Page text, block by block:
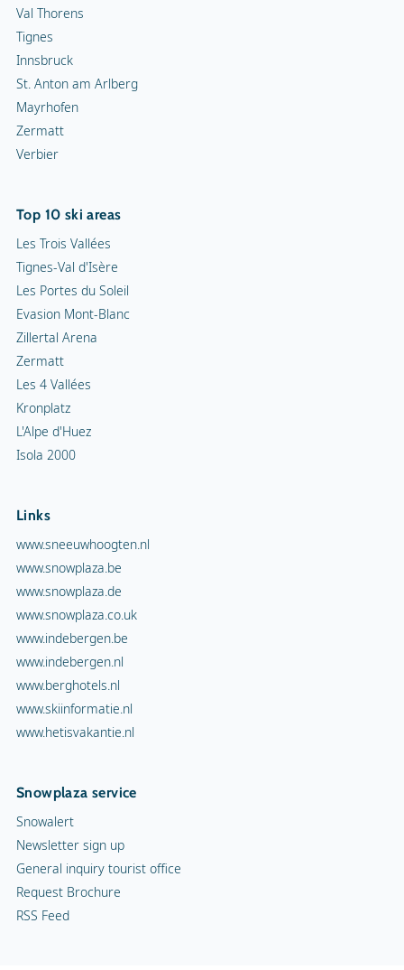
Val Thorens
Tignes
Innsbruck
St. Anton am Arlberg
Mayrhofen
Zermatt
Verbier
Top 10 ski areas
Les Trois Vallées
Tignes-Val d'Isère
Les Portes du Soleil
Evasion Mont-Blanc
Zillertal Arena
Zermatt
Les 4 Vallées
Kronplatz
L'Alpe d'Huez
Isola 2000
Links
www.sneeuwhoogten.nl
www.snowplaza.be
www.snowplaza.de
www.snowplaza.co.uk
www.indebergen.be
www.indebergen.nl
www.berghotels.nl
www.skiinformatie.nl
www.hetisvakantie.nl
Snowplaza service
Snowalert
Newsletter sign up
General inquiry tourist office
Request Brochure
RSS Feed